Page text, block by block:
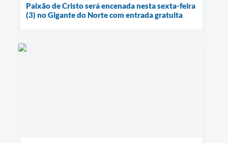
Paixão de Cristo será encenada nesta sexta-feira
(3) no Gigante do Norte com entrada gratuita